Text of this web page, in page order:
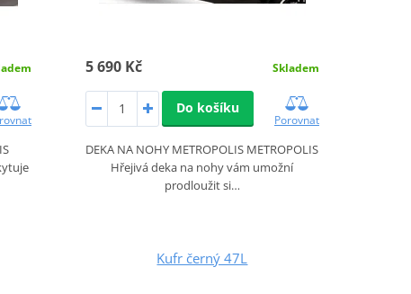
5 690 Kč Skladem
Do košíku
Porovnat
DEKA NA NOHY METROPOLIS METROPOLIS
Hřejivá deka na nohy vám umožní
prodloužit si…
Kufr černý 47L